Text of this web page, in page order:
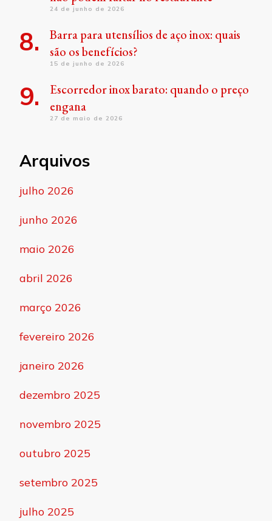
24 de junho de 2026
Barra para utensílios de aço inox: quais
são os benefícios?
15 de junho de 2026
Escorredor inox barato: quando o preço
engana
27 de maio de 2026
Arquivos
julho 2026
junho 2026
maio 2026
abril 2026
março 2026
fevereiro 2026
janeiro 2026
dezembro 2025
novembro 2025
outubro 2025
setembro 2025
julho 2025